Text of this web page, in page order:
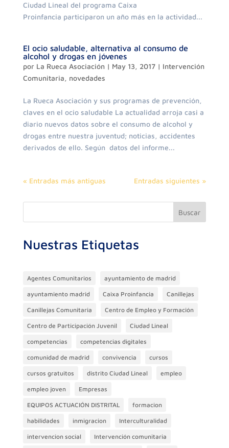
Ciudad Lineal del programa Caixa
Proinfancia participaron un año más en la actividad...
El ocio saludable, alternativa al consumo de
alcohol y drogas en jóvenes
por La Rueca Asociación| May 13, 2017| Intervención
Comunitaria, novedades
La Rueca Asociación y sus programas de prevención,
claves en el ocio saludable La actualidad arroja casi a
diario nuevos datos sobre el consumo de alcohol y
drogas entre nuestra juventud; noticias, accidentes
derivados de ello. Según datos del informe...
« Entradas más antiguas Entradas siguientes »
Buscar
Nuestras Etiquetas
Agentes Comunitarios ayuntamiento de madrid
ayuntamiento madrid Caixa Proinfancia Canillejas
Canillejas Comunitaria Centro de Empleo y Formación
Centro de Participación Juvenil Ciudad Lineal
competencias competencias digitales
comunidad de madrid convivencia cursos
cursos gratuitos distrito Ciudad Lineal empleo
empleo joven Empresas
EQUIPOS ACTUACIÓN DISTRITAL formacion
habilidades inmigracion Interculturalidad
intervencion social Intervención comunitaria